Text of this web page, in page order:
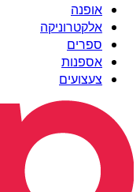
אופנה
אלקטרוניקה
ספרים
אספנות
צעצועים